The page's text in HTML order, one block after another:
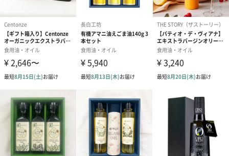
本体：幅32mm×奥行32mm×高さ125mm
パッケージ：55mm×30mm×217mm
重さ
本体：約160g
総重量：約170g
商品オプション情報
メッセージカード
お好きなメッセージを５０字以内で印字できます。